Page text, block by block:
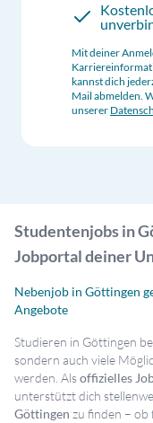
Mit deiner
kannst dich
Mail abmelden.
unserer
Studentenjobs in
Jobportal deiner
Nebenjob in Göttingen
Angebote
Studieren in Göttingen
sondern auch viele
werden. Alsoffizielles
unterstützt dich
Göttingen zu finden – ob